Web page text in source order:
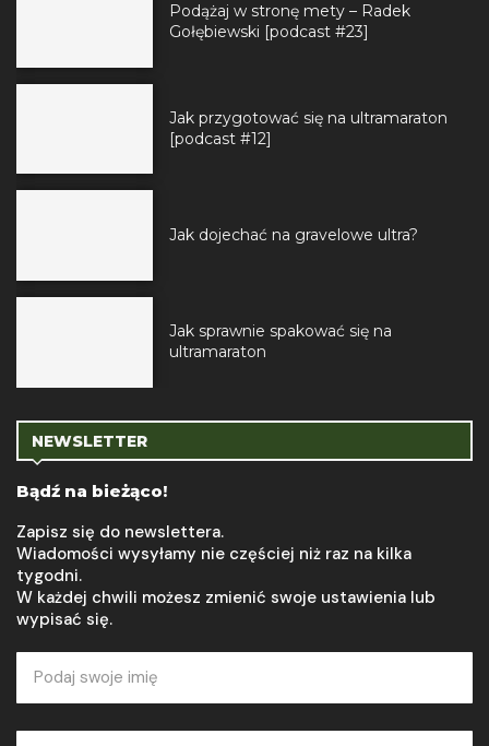
Podążaj w stronę mety – Radek
Gołębiewski [podcast #23]
Jak przygotować się na ultramaraton
[podcast #12]
Jak dojechać na gravelowe ultra?
Jak sprawnie spakować się na
ultramaraton
NEWSLETTER
Bądź na bieżąco!
Zapisz się do newslettera.
Wiadomości wysyłamy nie częściej niż raz na kilka
tygodni.
W każdej chwili możesz zmienić swoje ustawienia lub
wypisać się.